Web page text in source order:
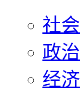
社会
政治
经济